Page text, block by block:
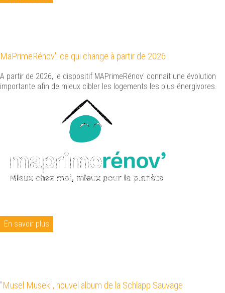
MaPrimeRénov': ce qui change à partir de 2026
A partir de 2026, le dispositif MAPrimeRénov' connaît une évolution
importante afin de mieux cibler les logements les plus énergivores.
En savoir plus
"Musel Musek", nouvel album de la Schlapp Sauvage